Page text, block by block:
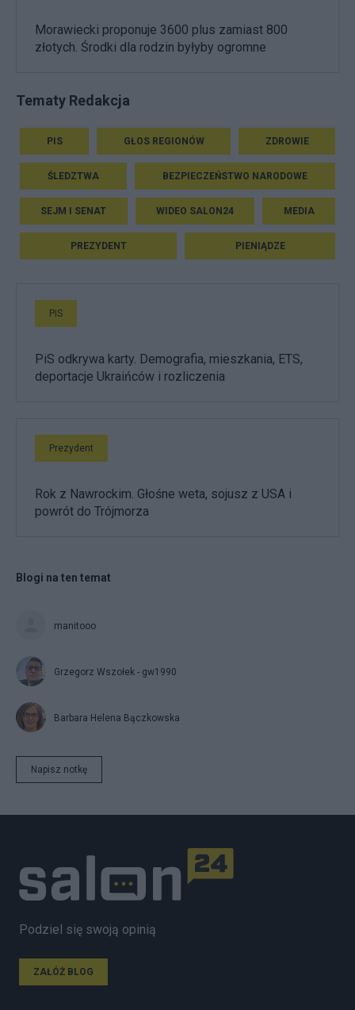
Morawiecki proponuje 3600 plus zamiast 800
złotych. Środki dla rodzin byłyby ogromne
Tematy Redakcja
PIS GŁOS REGIONÓW ZDROWIE
ŚLEDZTWA BEZPIECZEŃSTWO NARODOWE
SEJM I SENAT WIDEO SALON24 MEDIA
PREZYDENT PIENIĄDZE
PiS
PiS odkrywa karty. Demografia, mieszkania, ETS,
deportacje Ukraińców i rozliczenia
Prezydent
Rok z Nawrockim. Głośne weta, sojusz z USA i
powrót do Trójmorza
Blogi na ten temat
manitooo
Grzegorz Wszołek - gw1990
Barbara Helena Bączkowska
Napisz notkę
Podziel się swoją opinią
ZAŁÓŻ BLOG